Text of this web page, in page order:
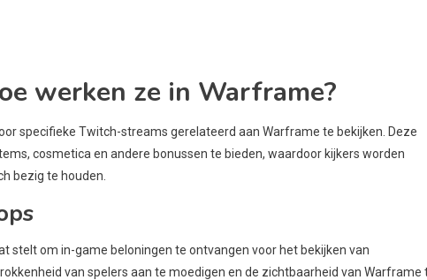
werken ze in Warframe?
specifieke Twitch-streams gerelateerd aan Warframe te bekijken. Deze
cosmetica en andere bonussen te bieden, waardoor kijkers worden
bezig te houden.
stelt om in-game beloningen te ontvangen voor het bekijken van
van spelers aan te moedigen en de zichtbaarheid van Warframe